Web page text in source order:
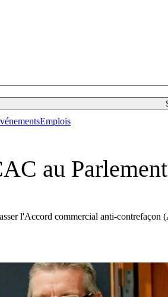
Emplois
au
l'Accord commercial anti-